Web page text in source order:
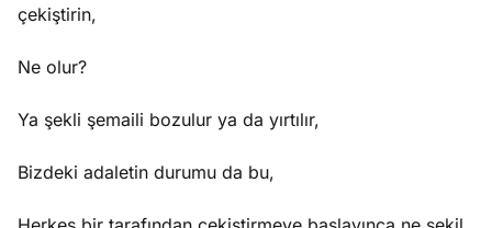
çekiştirin,
Ne olur?
Ya şekli şemaili bozulur ya da yırtılır,
Bizdeki adaletin durumu da bu,